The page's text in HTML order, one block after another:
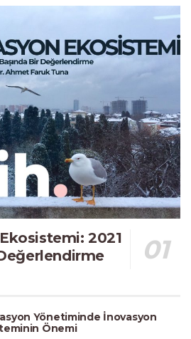
2021
Yönetiminde İnovasyon
Önemi